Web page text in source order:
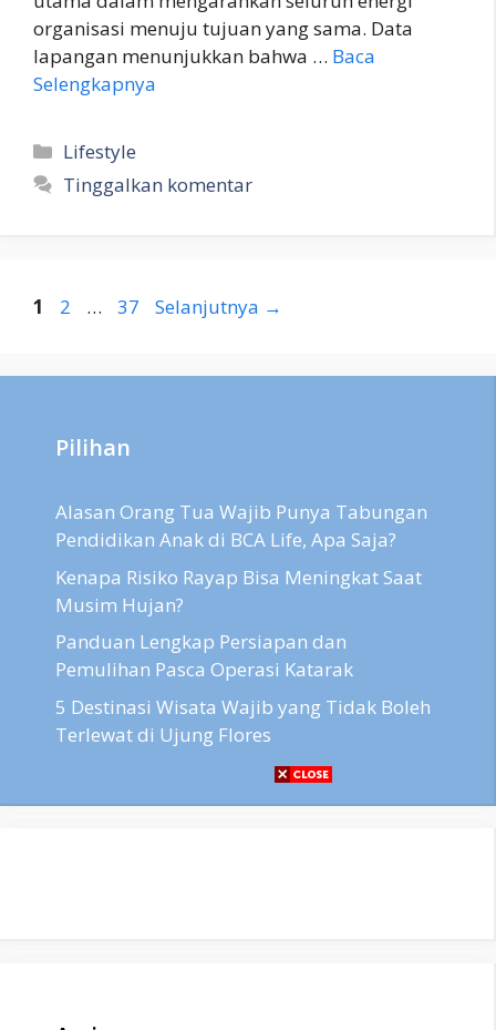
organisasi menuju tujuan yang sama. Data
lapangan menunjukkan bahwa … Baca
Selengkapnya
Kategori
Lifestyle
Tinggalkan komentar
Halaman
1 Halaman
2 … Halaman
37 Selanjutnya →
Pilihan
Alasan Orang Tua Wajib Punya Tabungan
Pendidikan Anak di BCA Life, Apa Saja?
Kenapa Risiko Rayap Bisa Meningkat Saat
Musim Hujan?
Panduan Lengkap Persiapan dan
Pemulihan Pasca Operasi Katarak
5 Destinasi Wisata Wajib yang Tidak Boleh
Terlewat di Ujung Flores